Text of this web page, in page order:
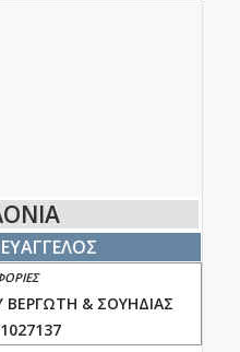
& ΣΟΥΗΔΙΑΣ